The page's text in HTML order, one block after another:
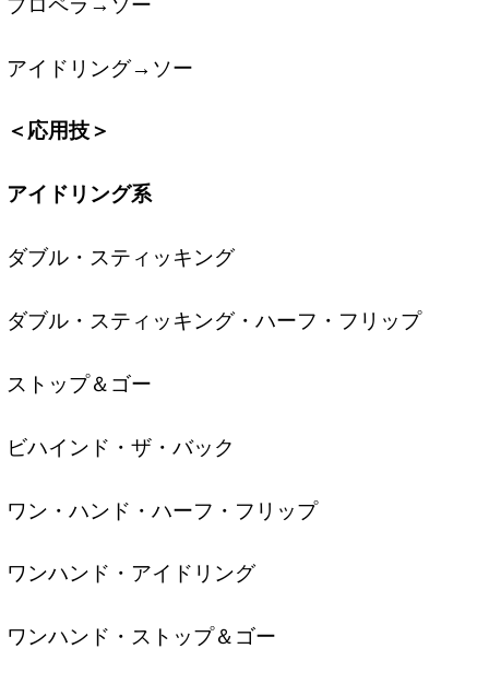
アイドリング→ソー
＜応用技＞
アイドリング系
ダブル・スティッキング
ダブル・スティッキング・ハーフ・フリップ
ストップ＆ゴー
ビハインド・ザ・バック
ワン・ハンド・ハーフ・フリップ
ワンハンド・アイドリング
ワンハンド・ストップ＆ゴー